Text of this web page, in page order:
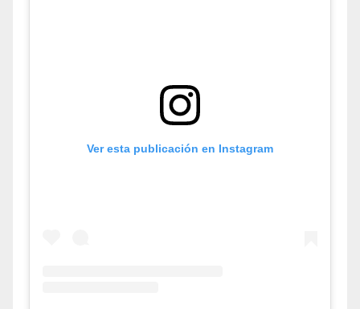
Ver esta publicación en Instagram